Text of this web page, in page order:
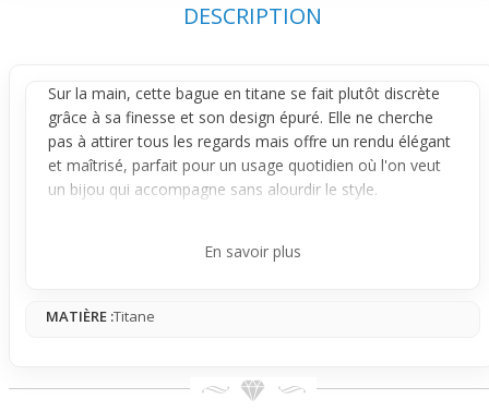
DESCRIPTION
Sur la main, cette bague en titane se fait plutôt discrète
grâce à sa finesse et son design épuré. Elle ne cherche
pas à attirer tous les regards mais offre un rendu élégant
et maîtrisé, parfait pour un usage quotidien où l'on veut
un bijou qui accompagne sans alourdir le style.
noir et bleu qui apporte une petite note moderne et
une variation visuelle intéressante et subtile, parfaite pour
convient particulièrement à ceux qui veulent un
En savoir plus
MATIÈRE :Titane